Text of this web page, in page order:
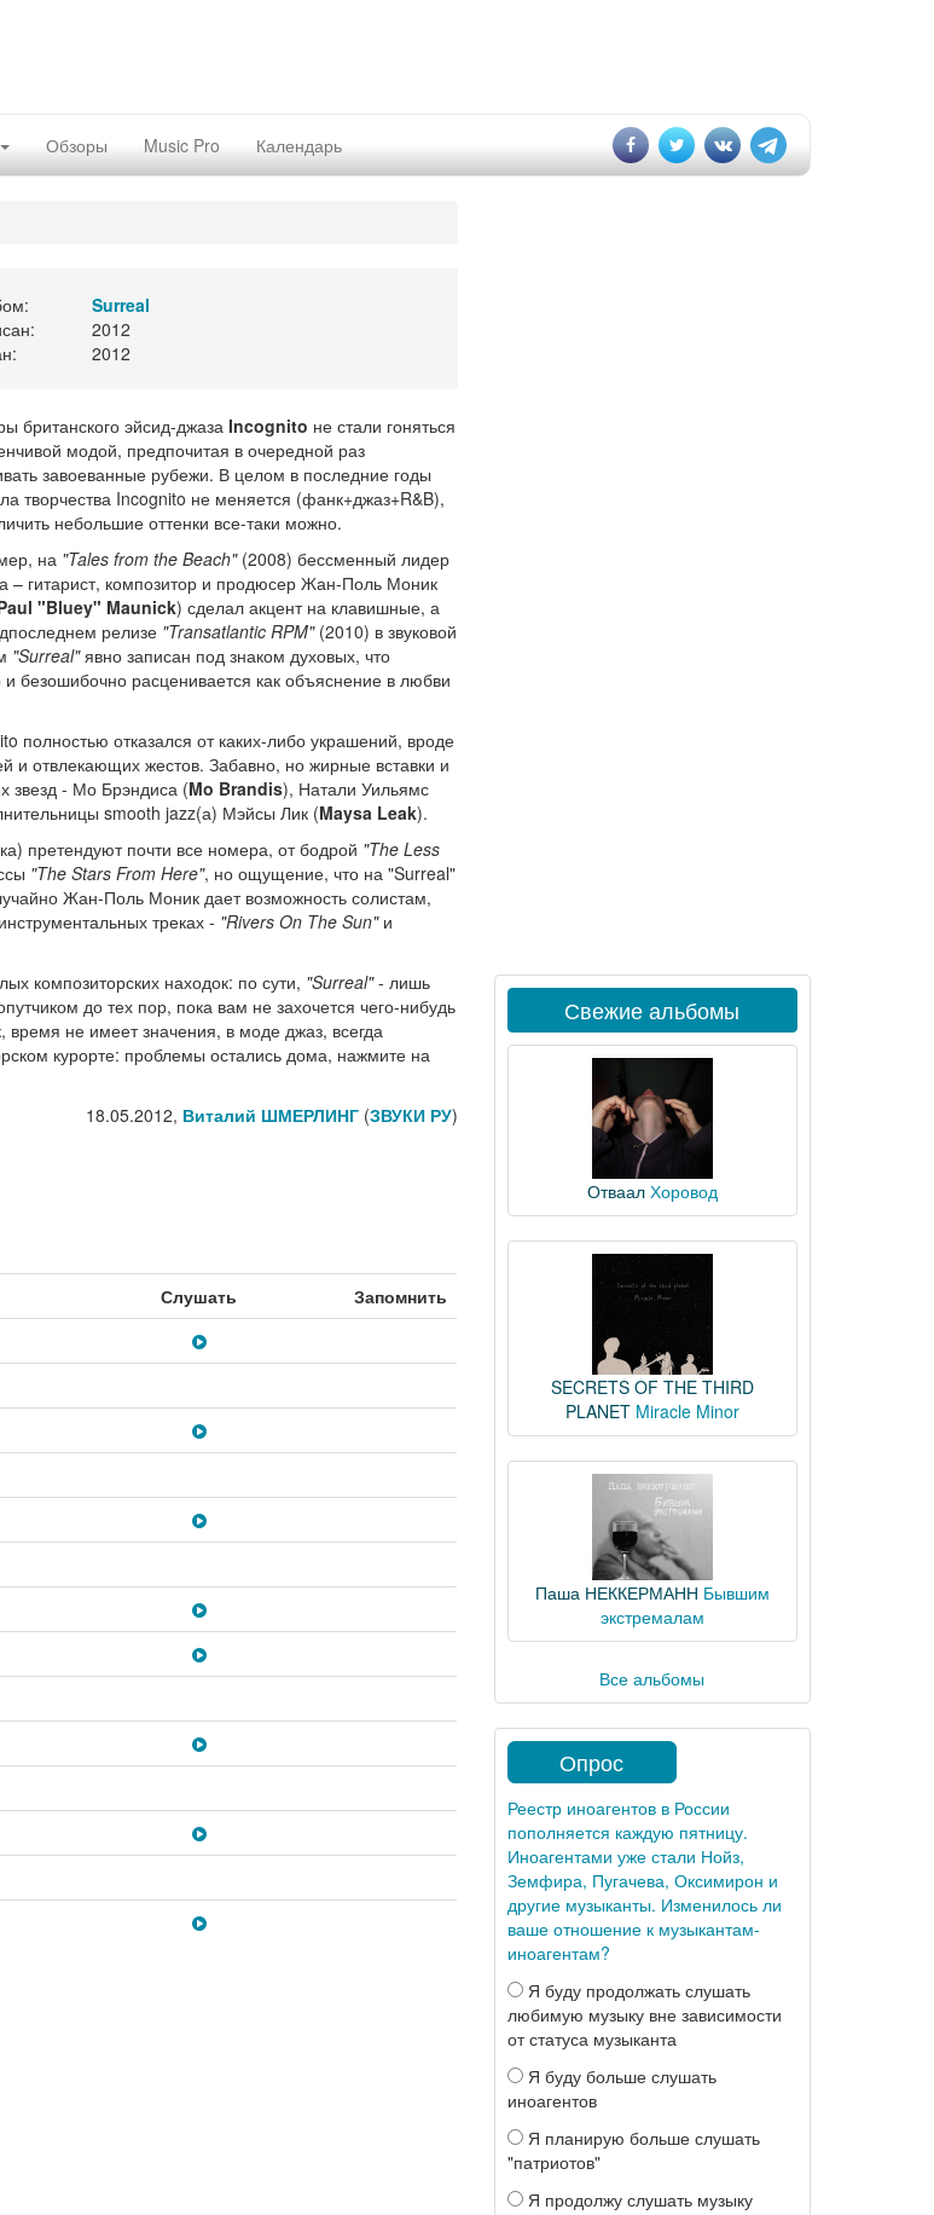
Обзоры Music Pro Календарь
Surreal
2012
2012
британского эйсид-джазаIncognito не стали гоняться
модой, предпочитая в очередной раз
завоеванные рубежи. В целом в последние годы
творчества Incognito не меняется (фанк+джаз+R&B),
небольшие оттенки все-таки можно.
на "Tales from the Beach"(2008) бессменный лидер
– гитарист, композитор и продюсер Жан-Поль Моник
"Bluey" Maunick) сделал акцент на клавишные, а
релизе "Transatlantic RPM"(2010) в звуковой
"Surreal"явно записан под знаком духовых, что
и безошибочно расценивается как объяснение в любви
полностью отказался от каких-либо украшений, вроде
и отвлекающих жестов. Забавно, но жирные вставки и
звезд - Мо Брэндиса (Mo Brandis), Натали Уильямс
smooth jazz(а) Мэйсы Лик (Maysa Leak).
претендуют почти все номера, от бодрой "The Less
"The Stars From Here", но ощущение, что на "Surreal"
Жан-Поль Моник дает возможность солистам,
треках - "Rivers On The Sun"и
композиторских находок: по сути, "Surreal"- лишь
до тех пор, пока вам не захочется чего-нибудь
не имеет значения, в моде джаз, всегда
курорте: проблемы остались дома, нажмите на
18.05.2012, Виталий ШМЕРЛИНГ(ЗВУКИ РУ)
Слушать
Запомнить
Свежие альбомы
Отваал Хоровод
SECRETS OF THE THIRD
PLANET Miracle Minor
Паша НЕККЕРМАНН Бывшим
экстремалам
Все альбомы
Опрос
Реестр иноагентов в России
пополняется каждую пятницу.
Иноагентами уже стали Нойз,
Земфира, Пугачева, Оксимирон и
другие музыканты. Изменилось ли
ваше отношение к музыкантам-
иноагентам?
Я буду продолжать слушать
любимую музыку вне зависимости
от статуса музыканта
Я буду больше слушать
иноагентов
Я планирую больше слушать
"патриотов"
Я продолжу слушать музыку